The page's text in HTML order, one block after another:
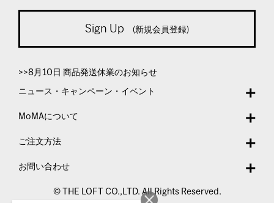
Sign Up (新規会員登録)
>>8月10日 商品発送休業のお知らせ
ニュース・キャンペーン・イベント
MoMAについて
ご注文方法
お問い合わせ
© THE LOFT CO.,LTD. All Rights Reserved.